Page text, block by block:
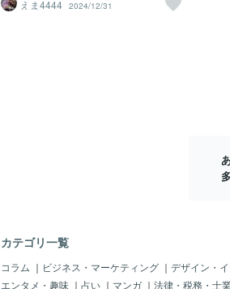
🐶今年は大変お世話になりました✨それ
えま4444 2024/12/31
カテゴリ一覧
コラム ｜ ビジネス・マーケティング ｜ デザイン・
エンタメ・趣味 ｜ 占い ｜ マンガ ｜ 法律・税務・士